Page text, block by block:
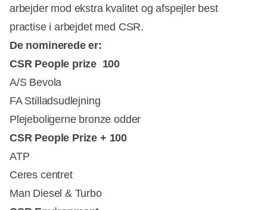
arbejder mod ekstra kvalitet og afspejler best
practise i arbejdet med CSR.
De nominerede er:
CSR People prize  100
A/S Bevola
FA Stilladsudlejning
Plejeboligerne bronze odder
CSR People Prize + 100
ATP
Ceres centret
Man Diesel & Turbo